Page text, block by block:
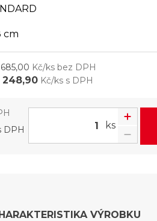
cm
Kč/ks bez DPH
248,90 Kč/ks s DPH
DPH ks
VÝROBKU